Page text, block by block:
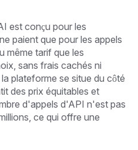
est conçu pour les
paient que pour les appels
même tarif que les
sans frais cachés ni
plateforme se situe du côté
des prix équitables et
d'appels d'API n'est pas
ce qui offre une